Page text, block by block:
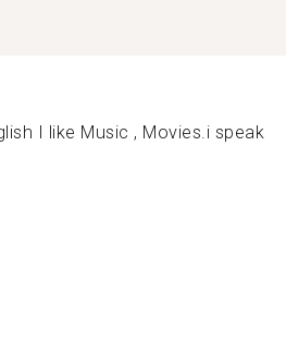
I like Music , Movies.i speak